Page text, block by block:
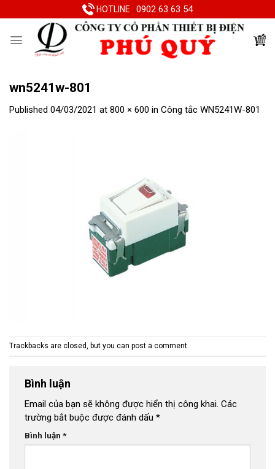
to
HOTLINE 0902 63 63 54
wn5241w-801
Published 04/03/2021 at 800 × 600 in Công tắc WN5241W-801
Trackbacks are closed, but you can post a comment.
Bình luận
Email của bạn sẽ không được hiển thị công khai. Các
trường bắt buộc được đánh dấu *
Bình luận *